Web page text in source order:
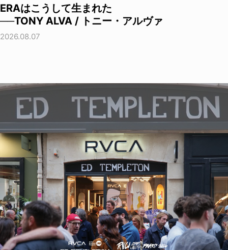
ERAはこうして生まれた
──TONY ALVA / トニー・アルヴァ
2026.08.07